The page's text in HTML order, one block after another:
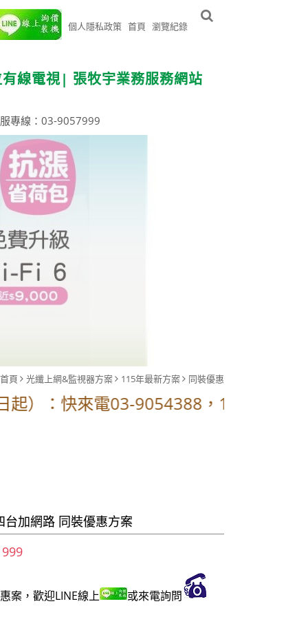
個人隱私政策 首頁 瀏覽紀錄
線電視| 張牧宇業務服務網站
專線：03-9057999
首頁 光纖上網&監視器方案 115年最新方案 同裝優惠
：快來電03-9054388，1G價格含網路
加網路 同裝優惠方案
案，歡迎LINE線上 或來電詢問